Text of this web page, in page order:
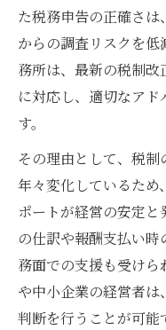
法
会計事務所
対策
消費税対応に悩
会計事務所
応
個人事業主
税対策
顧問料の消
た税務申告の正確さ
からの調査リスクを
務所は、最新の税制
に対応し、適切なア
す。
その理由として、税
年々変化しているため
ポートが経営の安定
の仕訳や報酬支払い
務面での支援も受けら
や中小企業の経営者
判断を行うことが可能